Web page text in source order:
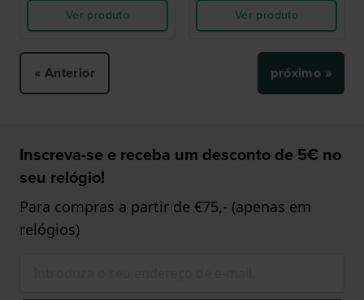
Ver produto
Ver produto
« Anterior próximo »
Inscreva-se e receba um desconto de 5€ no
seu relógio!
Para compras a partir de €75,- (apenas em
relógios)